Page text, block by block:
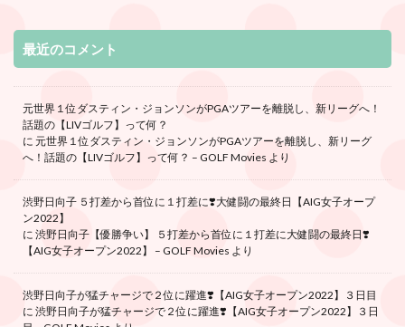
最近のコメント
元世界１位ダスティン・ジョンソンがPGAツアーを離脱し、新リーグへ！
話題の【LIVゴルフ】って何？
に 元世界１位ダスティン・ジョンソンがPGAツアーを離脱し、新リーグ
へ！話題の【LIVゴルフ】って何？ – GOLF Movies より
渋野日向子 ５打差から首位に１打差に❣️大健闘の最終日【AIG女子オープ
ン2022】
に 渋野日向子【優勝争い】 ５打差から首位に１打差に大健闘の最終日❣️
【AIG女子オープン2022】 – GOLF Movies より
渋野日向子が猛チャージで２位に躍進❣️【AIG女子オープン2022】３日目
に 渋野日向子が猛チャージで２位に躍進❣️【AIG女子オープン2022】３日